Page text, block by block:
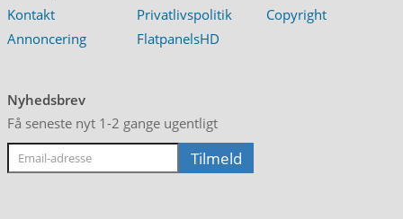
Kontakt
Privatlivspolitik
Copyright
Annoncering
FlatpanelsHD
Nyhedsbrev
Få seneste nyt 1-2 gange ugentligt